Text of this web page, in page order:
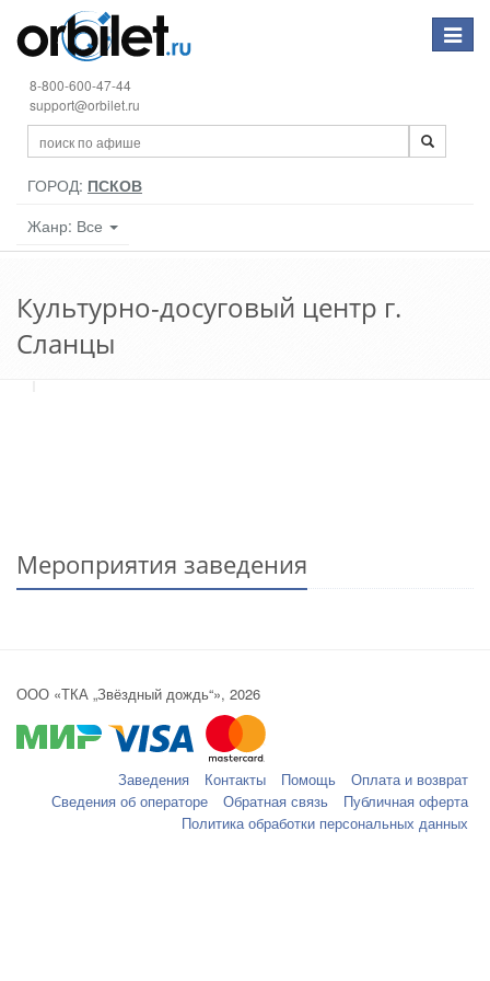
Toggle
8-800-600-47-44
support@orbilet.ru
ГОРОД: ПСКОВ
Жанр: Все
Культурно-досуговый центр г.
Сланцы
Мероприятия заведения
ООО «ТКА „Звёздный дождь“», 2026
Заведения Контакты Помощь
Оплата и возврат
Сведения об операторе
Обратная связь
Публичная оферта
Политика обработки персональных данных